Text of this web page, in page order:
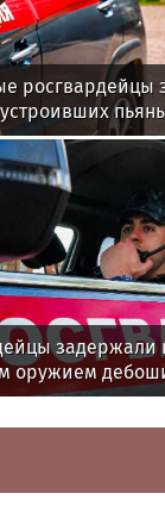
росгвардейцы
задержали
оружием